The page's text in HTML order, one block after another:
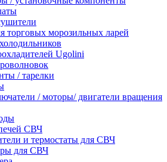
торговых морозильных ларей
Ugolini
/ тарелки
/ моторы/ двигатели вращения
СВЧ
и термостаты для СВЧ
для СВЧ